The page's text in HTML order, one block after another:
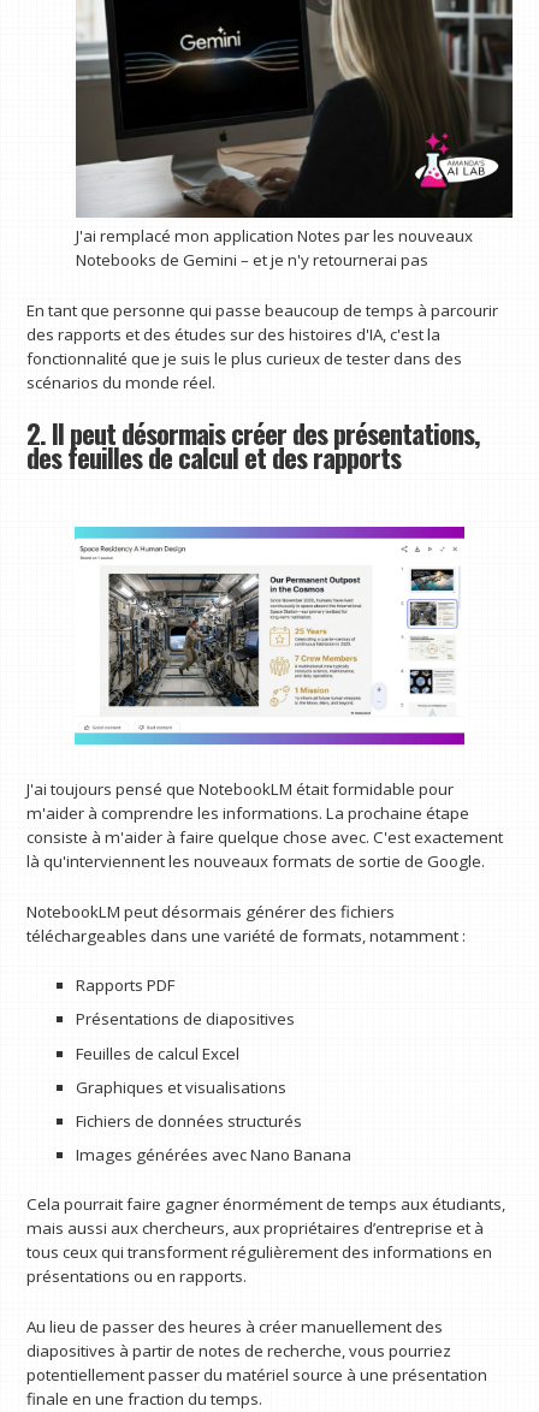
J'ai remplacé mon application Notes par les nouveaux
Notebooks de Gemini – et je n'y retournerai pas
En tant que personne qui passe beaucoup de temps à parcourir
des rapports et des études sur des histoires d'IA, c'est la
fonctionnalité que je suis le plus curieux de tester dans des
scénarios du monde réel.
2. Il peut désormais créer des présentations,
des feuilles de calcul et des rapports
J'ai toujours pensé que NotebookLM était formidable pour
m'aider à comprendre les informations. La prochaine étape
consiste à m'aider à faire quelque chose avec. C'est exactement
là qu'interviennent les nouveaux formats de sortie de Google.
NotebookLM peut désormais générer des fichiers
téléchargeables dans une variété de formats, notamment :
Rapports PDF
Présentations de diapositives
Feuilles de calcul Excel
Graphiques et visualisations
Fichiers de données structurés
Images générées avec Nano Banana
Cela pourrait faire gagner énormément de temps aux étudiants,
mais aussi aux chercheurs, aux propriétaires d’entreprise et à
tous ceux qui transforment régulièrement des informations en
présentations ou en rapports.
Au lieu de passer des heures à créer manuellement des
diapositives à partir de notes de recherche, vous pourriez
potentiellement passer du matériel source à une présentation
finale en une fraction du temps.